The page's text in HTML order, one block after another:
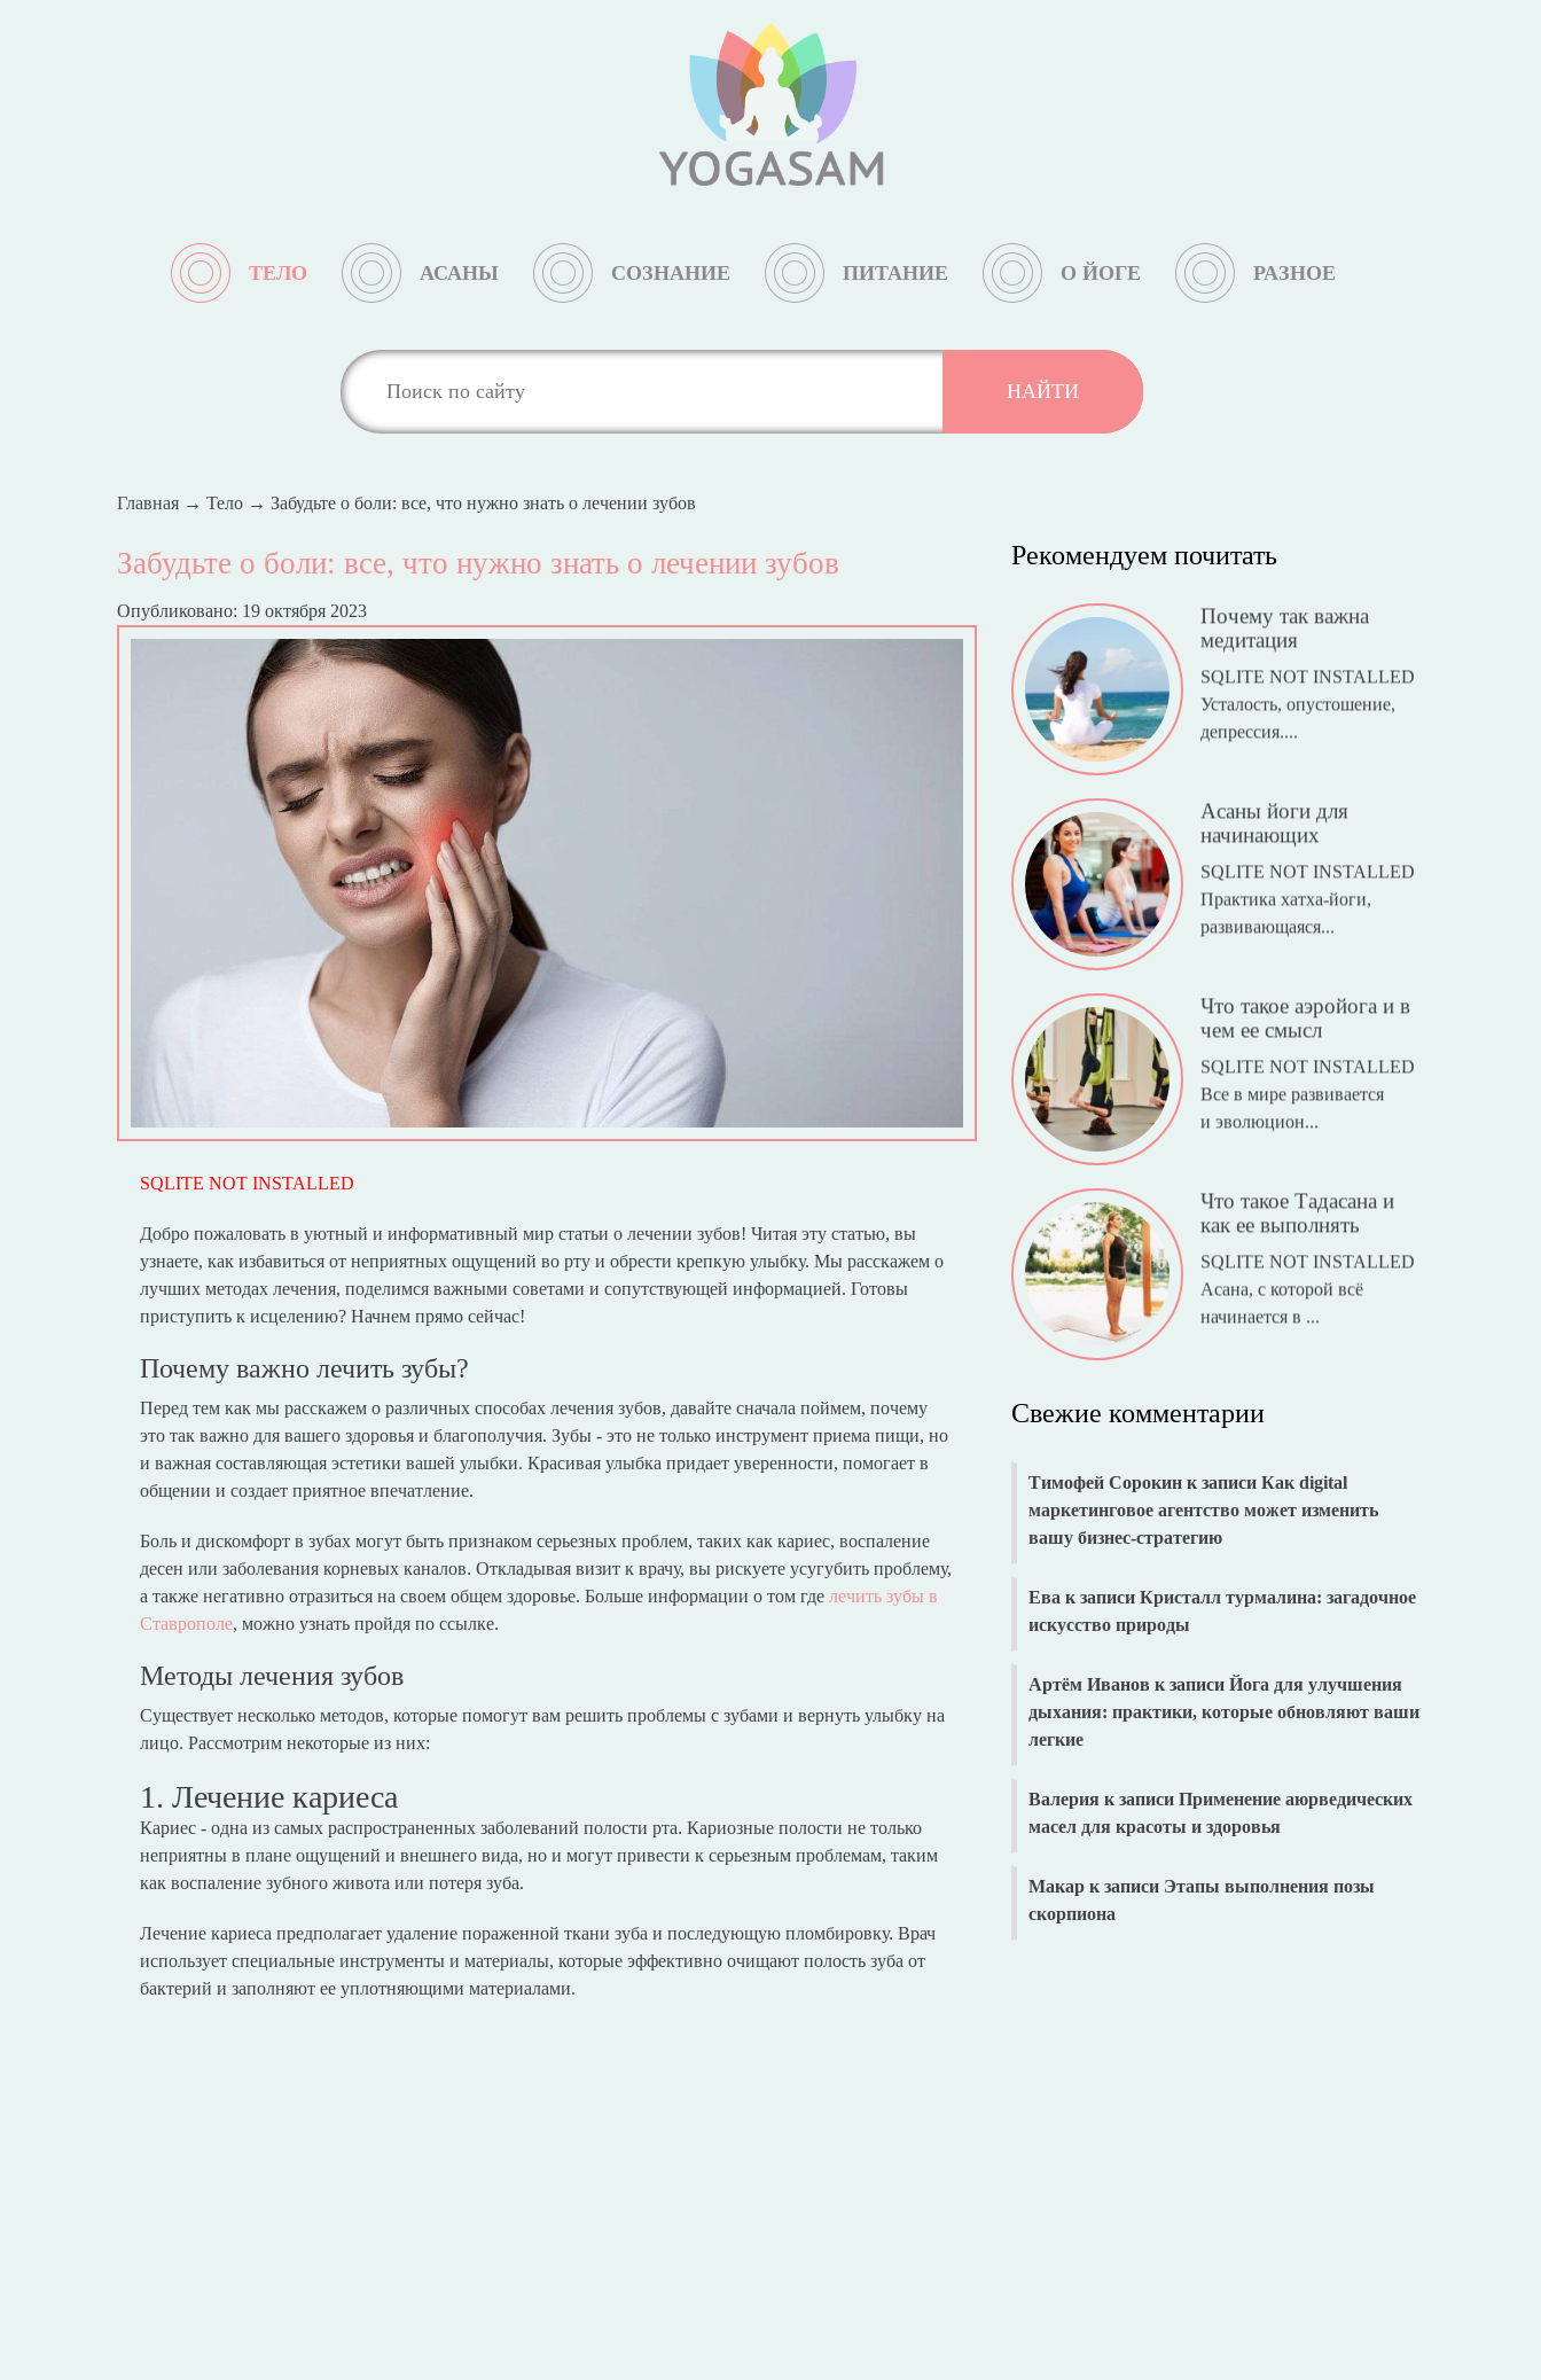
ТЕЛО АСАНЫ СОЗНАНИЕ ПИТАНИЕ О ЙОГЕ РАЗНОЕ
Главная → Тело → Забудьте о боли: все, что нужно знать о лечении зубов
Забудьте о боли: все, что нужно знать о лечении зубов
Опубликовано: 19 октября 2023
SQLITE NOT INSTALLED
Добро пожаловать в уютный и информативный мир статьи о лечении зубов! Читая эту статью, вы
узнаете, как избавиться от неприятных ощущений во рту и обрести крепкую улыбку. Мы расскажем о
лучших методах лечения, поделимся важными советами и сопутствующей информацией. Готовы
приступить к исцелению? Начнем прямо сейчас!
Почему важно лечить зубы?
Перед тем как мы расскажем о различных способах лечения зубов, давайте сначала поймем, почему
это так важно для вашего здоровья и благополучия. Зубы - это не только инструмент приема пищи, но
и важная составляющая эстетики вашей улыбки. Красивая улыбка придает уверенности, помогает в
общении и создает приятное впечатление.
Боль и дискомфорт в зубах могут быть признаком серьезных проблем, таких как кариес, воспаление
десен или заболевания корневых каналов. Откладывая визит к врачу, вы рискуете усугубить проблему,
а также негативно отразиться на своем общем здоровье. Больше информации о том где лечить зубы в
Ставрополе, можно узнать пройдя по ссылке.
Методы лечения зубов
Существует несколько методов, которые помогут вам решить проблемы с зубами и вернуть улыбку на
лицо. Рассмотрим некоторые из них:
1. Лечение кариеса
Кариес - одна из самых распространенных заболеваний полости рта. Кариозные полости не только
неприятны в плане ощущений и внешнего вида, но и могут привести к серьезным проблемам, таким
как воспаление зубного живота или потеря зуба.
Лечение кариеса предполагает удаление пораженной ткани зуба и последующую пломбировку. Врач
использует специальные инструменты и материалы, которые эффективно очищают полость зуба от
бактерий и заполняют ее уплотняющими материалами.
Рекомендуем почитать
Почему так важна
медитация
SQLITE NOT INSTALLED
Усталость, опустошение,
депрессия....
Асаны йоги для
начинающих
SQLITE NOT INSTALLED
Практика хатха-йоги,
развивающаяся...
Что такое аэройога и в
чем ее смысл
SQLITE NOT INSTALLED
Все в мире развивается
и эволюцион...
Что такое Тадасана и
как ее выполнять
SQLITE NOT INSTALLED
Асана, с которой всё
начинается в ...
Свежие комментарии
Тимофей Сорокин к записи Как digital
маркетинговое агентство может изменить
вашу бизнес-стратегию
Ева к записи Кристалл турмалина: загадочное
искусство природы
Артём Иванов к записи Йога для улучшения
дыхания: практики, которые обновляют ваши
легкие
Валерия к записи Применение аюрведических
масел для красоты и здоровья
Макар к записи Этапы выполнения позы
скорпиона